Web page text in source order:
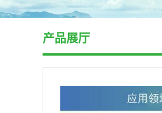
产品展厅